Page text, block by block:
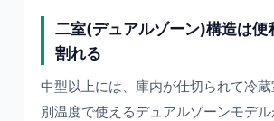
二室(デュアルゾーン)構造は便
割れる
中型以上には、庫内が仕切られて冷
別温度で使えるデュアルゾーンモデル